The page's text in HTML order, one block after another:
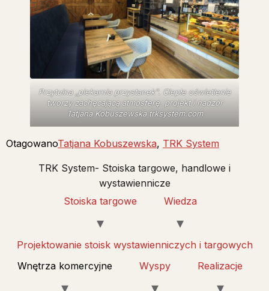
Przytulna „piekarnia przystanek”. Ciepłe oświetlenie
tworzy zachęcającą atmosferę. projekt i nadzór
Tatjana Kobuszewska trksystem.com
OtagowanoTatjana Kobuszewska, TRK System
TRK System- Stoiska targowe, handlowe i
wystawiennicze
Stoiska targowe
Wiedza
Projektowanie stoisk wystawienniczych i targowych
Wnętrza komercyjne
Wyspy Realizacje